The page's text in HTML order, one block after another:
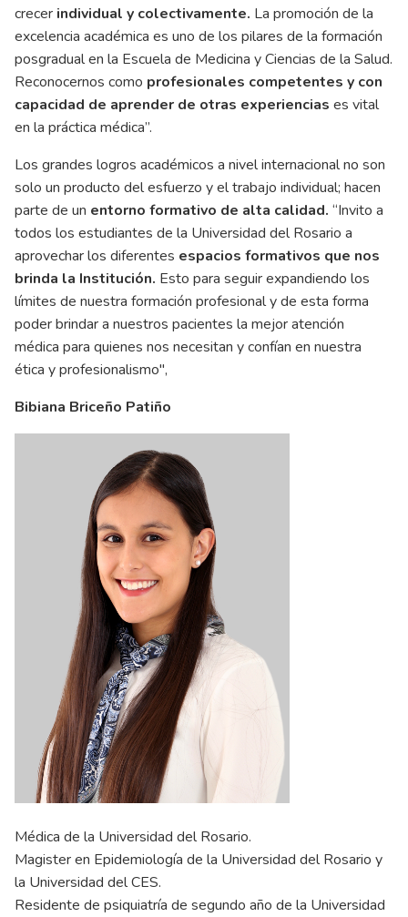
crecer individual y colectivamente. La promoción de la
excelencia académica es uno de los pilares de la formación
posgradual en la Escuela de Medicina y Ciencias de la Salud.
Reconocernos como profesionales competentes y con
capacidad de aprender de otras experiencias es vital
en la práctica médica”.
Los grandes logros académicos a nivel internacional no son
solo un producto del esfuerzo y el trabajo individual; hacen
parte de un entorno formativo de alta calidad. “Invito a
todos los estudiantes de la Universidad del Rosario a
aprovechar los diferentes espacios formativos que nos
brinda la Institución. Esto para seguir expandiendo los
límites de nuestra formación profesional y de esta forma
poder brindar a nuestros pacientes la mejor atención
médica para quienes nos necesitan y confían en nuestra
ética y profesionalismo",
Bibiana Briceño Patiño
Médica de la Universidad del Rosario.
Magister en Epidemiología de la Universidad del Rosario y
la Universidad del CES.
Residente de psiquiatría de segundo año de la Universidad